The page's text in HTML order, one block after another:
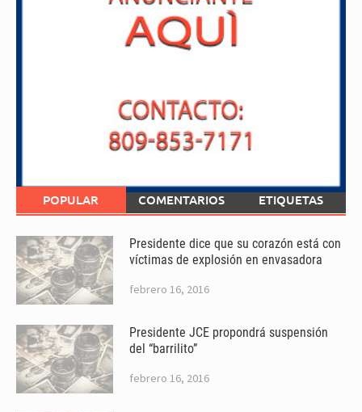
POPULAR COMENTARIOS ETIQUETAS
Presidente dice que su corazón está con
víctimas de explosión en envasadora
febrero 16, 2016
Presidente JCE propondrá suspensión
del “barrilito”
febrero 16, 2016